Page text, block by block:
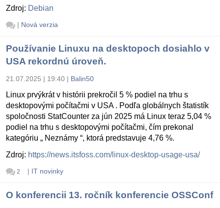
Zdroj: Debian
| Nová verzia
Používanie Linuxu na desktopoch dosiahlo v
USA rekordnú úroveň.
21.07.2025 | 19:40 | Balin50
Linux prvýkrát v histórii prekročil 5 % podiel na trhu s
desktopovými počítačmi v USA . Podľa globálnych štatistík
spoločnosti StatCounter za jún 2025 má Linux teraz 5,04 %
podiel na trhu s desktopovými počítačmi, čím prekonal
kategóriu „ Neznámy “, ktorá predstavuje 4,76 %.
Zdroj: https://news.itsfoss.com/linux-desktop-usage-usa/
2 | IT novinky
O konferencii 13. ročník konferencie OSSConf